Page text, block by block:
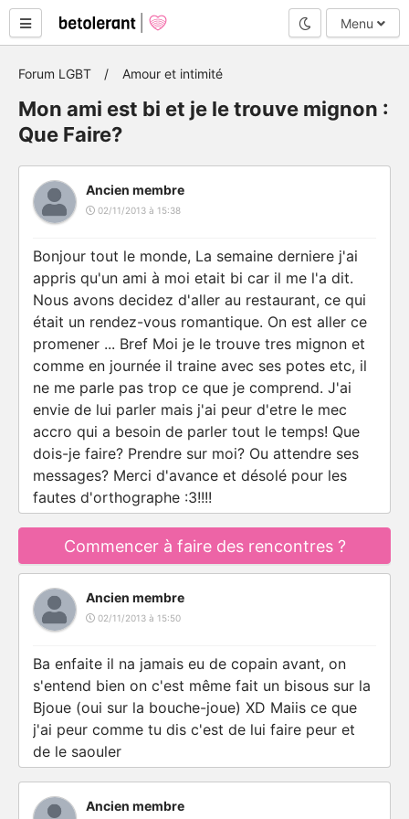
Mode nuit
Menu
Forum LGBT Amour et intimité
Mon ami est bi et je le trouve mignon :
Que Faire?
Ancien membre
02/11/2013 à 15:38
Bonjour tout le monde, La semaine derniere j'ai
appris qu'un ami à moi etait bi car il me l'a dit.
Nous avons decidez d'aller au restaurant, ce qui
était un rendez-vous romantique. On est aller ce
promener ... Bref Moi je le trouve tres mignon et
comme en journée il traine avec ses potes etc, il
ne me parle pas trop ce que je comprend. J'ai
envie de lui parler mais j'ai peur d'etre le mec
accro qui a besoin de parler tout le temps! Que
dois-je faire? Prendre sur moi? Ou attendre ses
messages? Merci d'avance et désolé pour les
fautes d'orthographe :3!!!!
Commencer à faire des rencontres ?
Ancien membre
02/11/2013 à 15:50
Ba enfaite il na jamais eu de copain avant, on
s'entend bien on c'est même fait un bisous sur la
Bjoue (oui sur la bouche-joue) XD Maiis ce que
j'ai peur comme tu dis c'est de lui faire peur et
de le saouler
Ancien membre